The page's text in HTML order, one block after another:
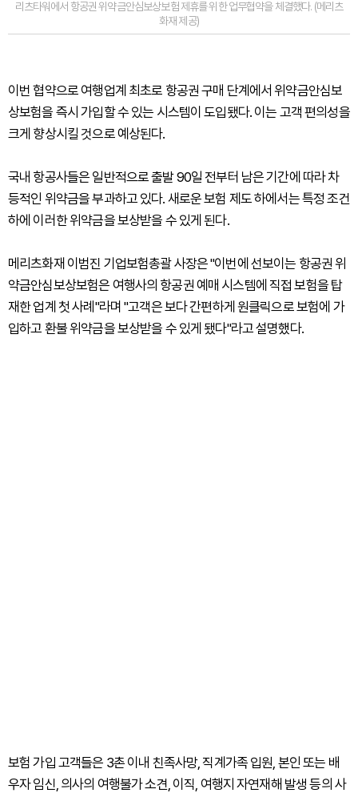
리츠타워에서 항공권 위약금안심보상보험 제휴를 위한 업무협약을 체결했다. (메리츠
화재 제공)
이번 협약으로 여행업계 최초로 항공권 구매 단계에서 위약금안심보
상보험을 즉시 가입할 수 있는 시스템이 도입됐다. 이는 고객 편의성을
크게 향상시킬 것으로 예상된다.
국내 항공사들은 일반적으로 출발 90일 전부터 남은 기간에 따라 차
등적인 위약금을 부과하고 있다. 새로운 보험 제도 하에서는 특정 조건
하에 이러한 위약금을 보상받을 수 있게 된다.
메리츠화재 이범진 기업보험총괄 사장은 "이번에 선보이는 항공권 위
약금안심보상보험은 여행사의 항공권 예매 시스템에 직접 보험을 탑
재한 업계 첫 사례"라며 "고객은 보다 간편하게 원클릭으로 보험에 가
입하고 환불 위약금을 보상받을 수 있게 됐다"라고 설명했다.
보험 가입 고객들은 3촌 이내 친족사망, 직계가족 입원, 본인 또는 배
우자 임신, 의사의 여행불가 소견, 이직, 여행지 자연재해 발생 등의 사